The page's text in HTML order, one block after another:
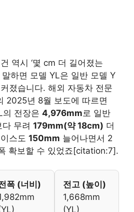
역시 ‘몇 cm 더 길어졌는
말하면 모델 YL은 일반 모델 Y
졌습니다. 해외 자동차 전문
2025년 8월 보도에 따르면
전장은 4,976mm 로 일반
무려 179mm(약 18cm) 더
스도 150mm 늘어나면서 2
확보할 수 있었죠[citation:7].
폭 (너비)
전고 (높이)
1,668mm
(YL)